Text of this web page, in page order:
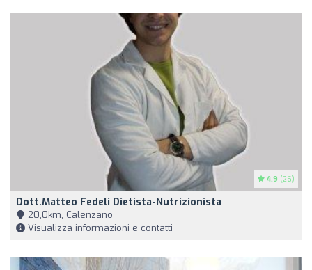
4.9 (26)
Dott.Matteo Fedeli Dietista-Nutrizionista
20,0km, Calenzano
Visualizza informazioni e contatti